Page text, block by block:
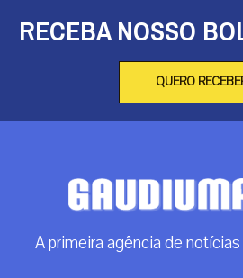
RECEBA NOSSO
QUERO
A primeira agência de